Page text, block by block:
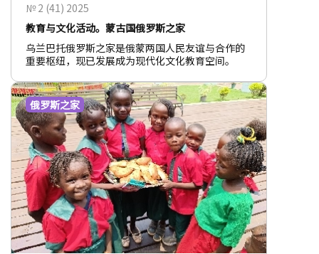
№ 2 (41) 2025
教育与文化活动。蒙古国俄罗斯之家
乌兰巴托俄罗斯之家是俄蒙两国人民友谊与合作的
重要枢纽，现已发展成为现代化文化教育空间。
俄罗斯之家